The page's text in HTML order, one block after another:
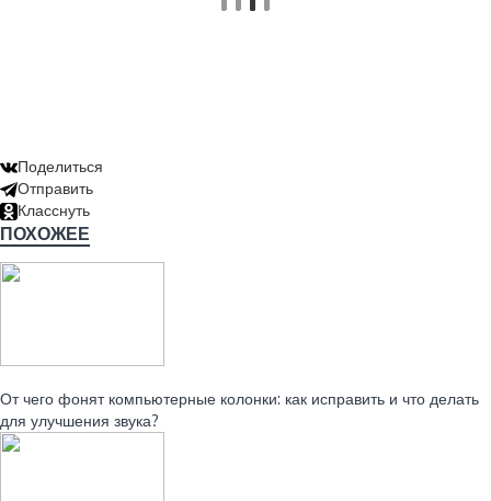
Поделиться
Отправить
Класснуть
ПОХОЖЕЕ
От чего фонят компьютерные колонки: как исправить и что делать
для улучшения звука?